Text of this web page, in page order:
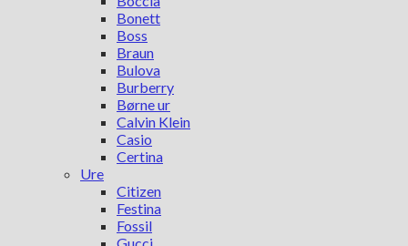
Bonett
Boss
Braun
Bulova
Burberry
Børne ur
Calvin Klein
Casio
Certina
Ure
Citizen
Festina
Fossil